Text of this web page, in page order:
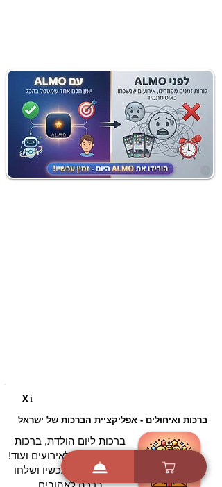
Xi
ברכות ואיחולים - אפליקציית הברכות של ישראל
ברכות ליום הולדת, ברכות
לחגים, ברכות לאירועים ועוד!
הורידו בחינם עכשיו ושלחו
ברכה לאהובים